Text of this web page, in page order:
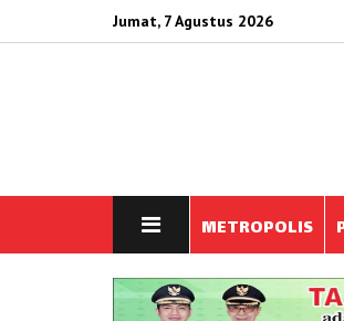
Jumat, 7 Agustus 2026
METROPOLIS